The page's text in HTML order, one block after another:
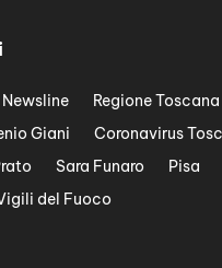
Newsline Regione Toscana
Giani Coronavirus
Sara Funaro Pisa
del Fuoco